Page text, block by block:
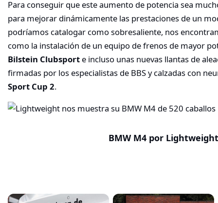
Para conseguir que este aumento de potencia sea
para mejorar dinámicamente las prestaciones de un
podríamos catalogar como sobresaliente, nos
como la instalación de un equipo de frenos de mayor
Bilstein Clubsport e incluso unas nuevas llantas de
firmadas por los especialistas de BBS y calzadas con
Sport Cup 2.
BMW M4 por Lightweight